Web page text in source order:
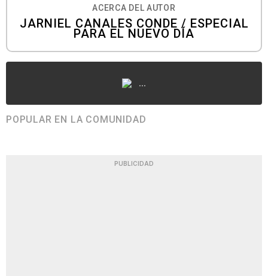
ACERCA DEL AUTOR
JARNIEL CANALES CONDE / ESPECIAL
PARA EL NUEVO DÍA
...
POPULAR EN LA COMUNIDAD
PUBLICIDAD